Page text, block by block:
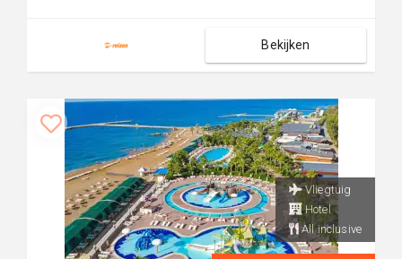
Bekijken
Vliegtuig
Hotel
All inclusive